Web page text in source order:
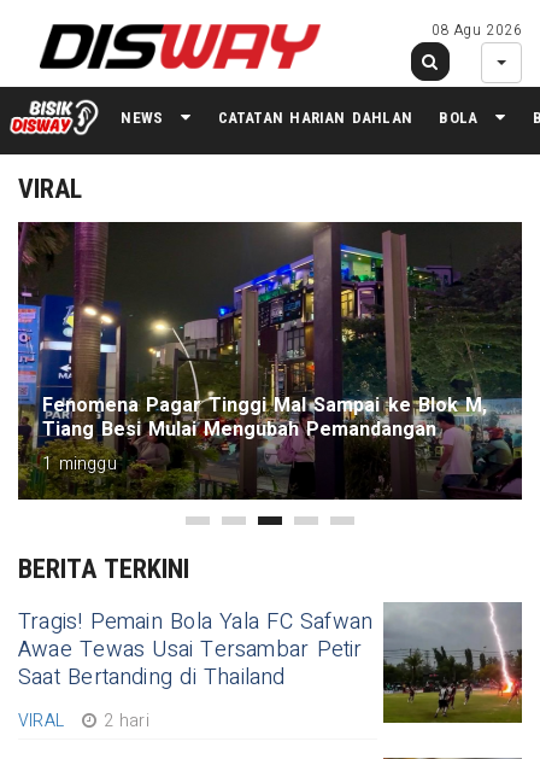
08 Agu 2026
NEWS CATATAN HARIAN DAHLAN BOLA
VIRAL
Kronologi Pengunjung Rumah Hantu
Tulungagung Meninggal Dunia, Diduga Kena
Serangan Jantung
1 minggu
BERITA TERKINI
Tragis! Pemain Bola Yala FC Safwan
Awae Tewas Usai Tersambar Petir
Saat Bertanding di Thailand
VIRAL 2 hari